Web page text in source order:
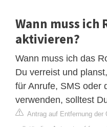
Wann muss ich
aktivieren?
Wann muss ich das
Du verreist und
für Anrufe, SMS oder
verwenden, solltest
Antrag auf Entfernung der